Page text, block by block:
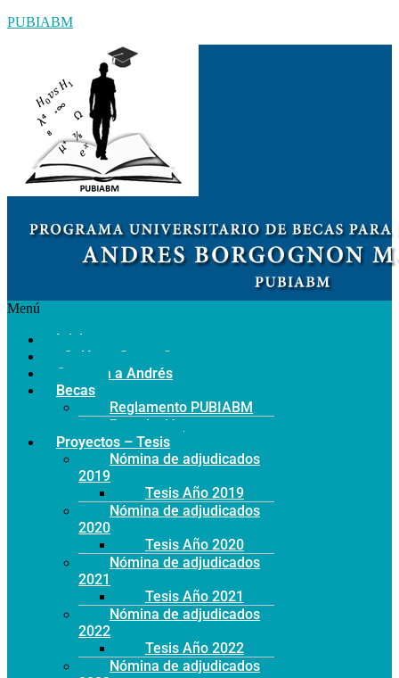
PUBIABM
Menú
Inicio
¿Quiénes Somos?
Conozca a Andrés
Becas
Reglamento PUBIABM
Postulación
Proyectos – Tesis
Nómina de adjudicados
2019
Tesis Año 2019
Nómina de adjudicados
2020
Tesis Año 2020
Nómina de adjudicados
2021
Tesis Año 2021
Nómina de adjudicados
2022
Tesis Año 2022
Nómina de adjudicados